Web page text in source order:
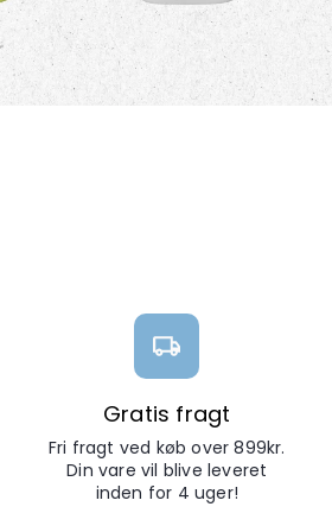
Gratis fragt
Fri fragt ved køb over 899kr.
Din vare vil blive leveret
inden for 4 uger!